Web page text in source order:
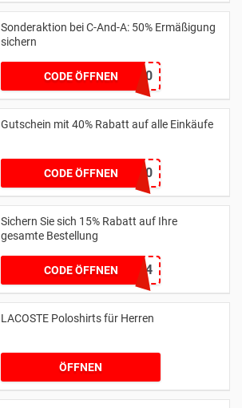
Sonderaktion bei C-And-A: 50% Ermäßigung
sichern
CODE ÖFFNENEXTRA50
Gutschein mit 40% Rabatt auf alle Einkäufe
CODE ÖFFNENFOSSIL40
Sichern Sie sich 15% Rabatt auf Ihre
gesamte Bestellung
CODE ÖFFNEN
EXTRA15JUNE24
LACOSTE Poloshirts für Herren
ÖFFNEN